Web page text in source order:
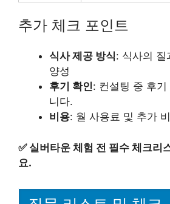
추가 체크 포인트
식사 제공 방식: 식사의 질
양성
후기 확인: 컨설팅 중 후
니다.
비용: 월 사용료 및 추가
✅ 실버타운 체험 전 필수 체크리
요.